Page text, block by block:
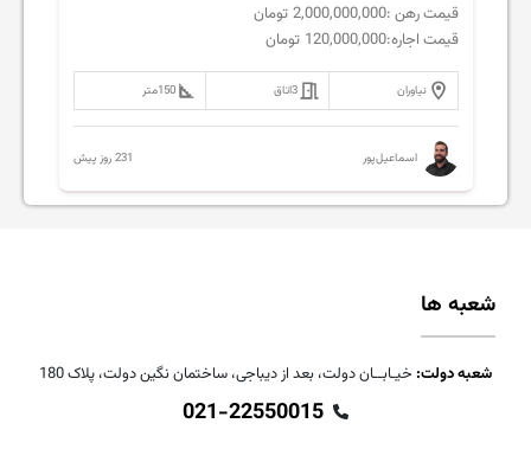
قیمت رهن :2,000,000,000 تومان
قیمت اجاره:120,000,000 تومان
نیاوران 3اتاق 150متر
اسماعیل‌پور 231 روز پیش
شعبه ها
شعبه دولت: خیـابــان دولت، بعد از دیباجی، ساختمان نگین دولت، پلاک 180
021-22550015